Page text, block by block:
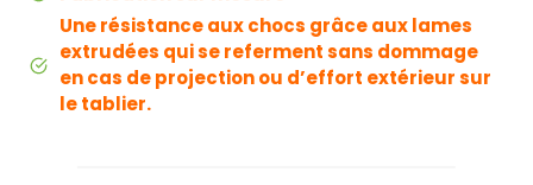
Une résistance aux chocs grâce aux lames
extrudées qui se referment sans dommage
en cas de projection ou d’effort extérieur sur
le tablier.